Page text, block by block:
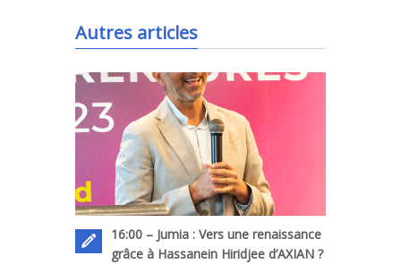
Autres articles
16:00 – Jumia : Vers une renaissance
grâce à Hassanein Hiridjee d’AXIAN ?